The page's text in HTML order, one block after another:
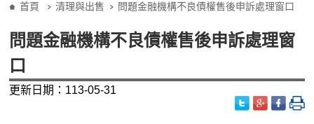
首頁 清理與出售 問題金融機構不良債權售後申訴處理窗口
問題金融機構不良債權售後申訴處理窗
口
更新日期：113-05-31